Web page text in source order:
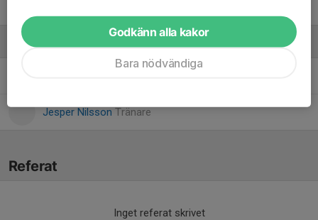
Ledare
Jesper Nilsson Tränare
Referat
Inget referat skrivet
Godkänn alla kakor
Bara nödvändiga